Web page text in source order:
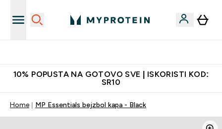
10% POPUSTA NA GOTOVO SVE | ISKORISTI KOD:
SR10
Home MP Essentials bejzbol kapa - Black